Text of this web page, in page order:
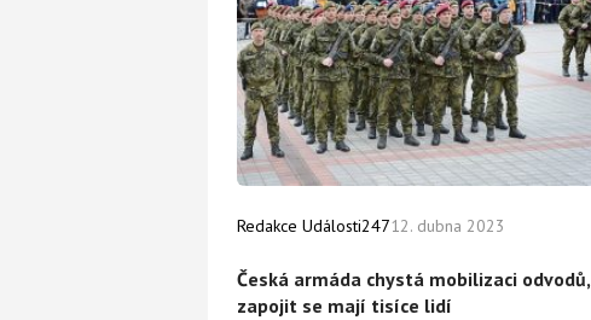
Česká armáda chystá mobilizaci odvodů,
zapojit se mají tisíce lidí
Redakce Události24712. dubna 2023